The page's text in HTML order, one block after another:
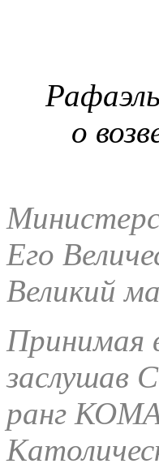
о
Его
Великий
Принимая
заслушав
ранг